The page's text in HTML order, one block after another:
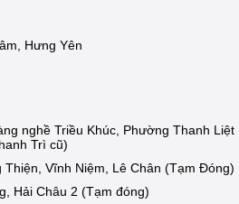
Hưng Yên
nghề Triều Khúc, Phường Thanh Liệt
Trì cũ)
Thiện, Vĩnh Niệm, Lê Chân (Tạm Đóng)
Hải Châu 2 (Tạm đóng)